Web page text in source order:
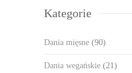
Kategorie
Dania mięsne (90)
Dania wegańskie (21)